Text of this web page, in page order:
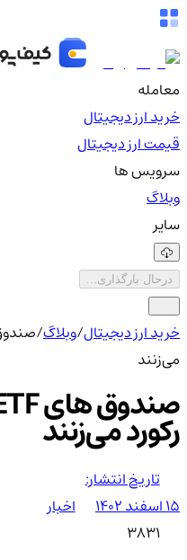
معامله
خرید ارز دیجیتال
قیمت ارز دیجیتال
سرویس ها
وبلاگ
سایر
درحال بارگذاری...
خرید ارز دیجیتال/وبلاگ/
می‌زنند
رکورد می‌زنند
تاریخ انتشار:
۱۵ اسفند ۱۴۰۲
اخبار
3831